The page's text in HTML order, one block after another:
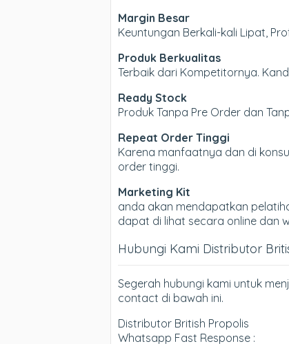
Margin Besar
Keuntungan Berkali-kali Lipat,
Produk Berkualitas
Terbaik dari Kompetitornya.
Ready Stock
Produk Tanpa Pre Order dan
Repeat Order Tinggi
Karena manfaatnya dan di
order tinggi.
Marketing Kit
anda akan mendapatkan
dapat di lihat secara online dan
Hubungi Kami Distributor
Segerah hubungi kami untuk
contact di bawah ini.
Distributor British Propolis
Whatsapp Fast Response :